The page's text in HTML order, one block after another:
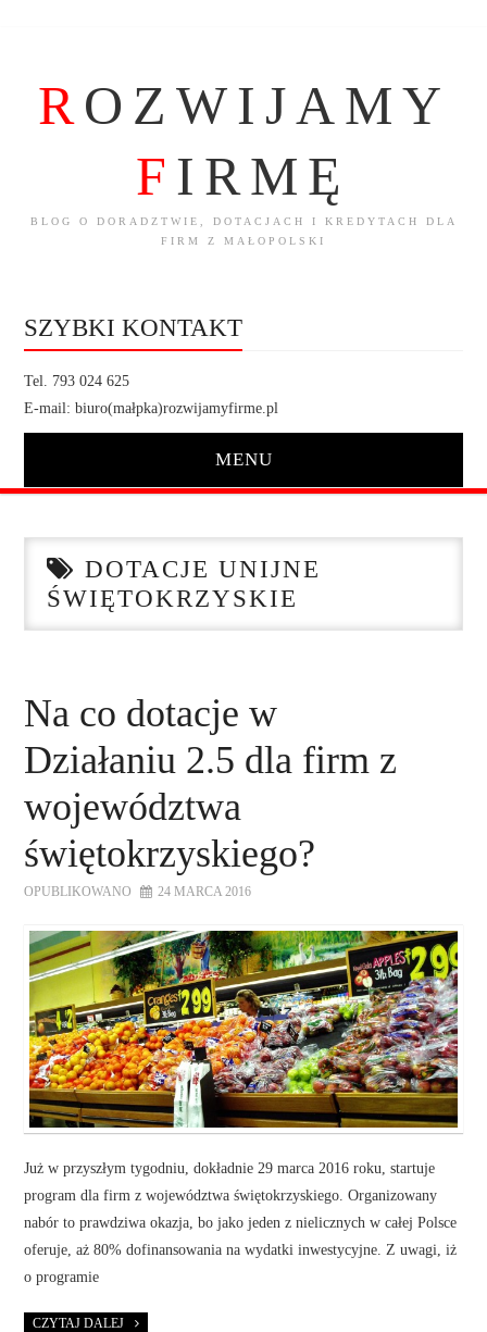
ROZWIJAMY
F IRMĘ
BLOG O DORADZTWIE, DOTACJACH I KREDYTACH DLA
FIRM Z MAŁOPOLSKI
SZYBKI KONTAKT
Tel. 793 024 625
E-mail: biuro(małpka)rozwijamyfirme.pl
MENU
O NAS
SZKOLENIA
ZADAJ PYTANIE
KONTAKT
DOTACJE UNIJNE
ŚWIĘTOKRZYSKIE
Na co dotacje w
Działaniu 2.5 dla firm z
województwa
świętokrzyskiego?
OPUBLIKOWANO 24 MARCA 2016
Już w przyszłym tygodniu, dokładnie 29 marca 2016 roku, startuje
program dla firm z województwa świętokrzyskiego. Organizowany
nabór to prawdziwa okazja, bo jako jeden z nielicznych w całej Polsce
oferuje, aż 80% dofinansowania na wydatki inwestycyjne. Z uwagi, iż
o programie
CZYTAJ DALEJ